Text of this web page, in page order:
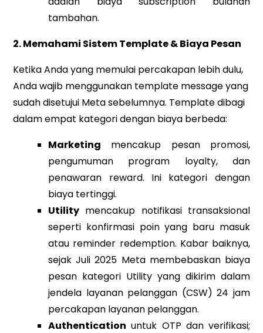
tambahan.
2. Memahami Sistem Template & Biaya Pesan
Ketika Anda yang memulai percakapan lebih dulu,
Anda wajib menggunakan template message yang
sudah disetujui Meta sebelumnya. Template dibagi
dalam empat kategori dengan biaya berbeda:
Marketing mencakup pesan promosi,
pengumuman program loyalty, dan
penawaran reward. Ini kategori dengan
biaya tertinggi.
Utility mencakup notifikasi transaksional
seperti konfirmasi poin yang baru masuk
atau reminder redemption. Kabar baiknya,
sejak Juli 2025 Meta membebaskan biaya
pesan kategori Utility yang dikirim dalam
jendela layanan pelanggan (CSW) 24 jam
percakapan layanan pelanggan.
Authentication untuk OTP dan verifikasi;